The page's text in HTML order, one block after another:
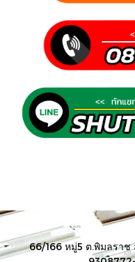
66/166 หมู่5 ต.พิมลราช